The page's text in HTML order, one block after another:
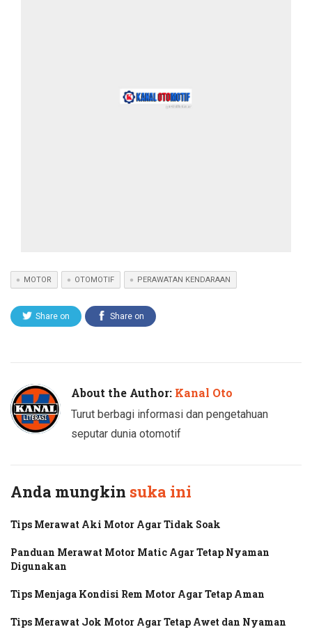
MOTOR OTOMOTIF PERAWATAN KENDARAAN
Share on Share on
About the Author: Kanal Oto
Turut berbagi informasi dan pengetahuan
seputar dunia otomotif
Anda mungkin suka ini
Tips Merawat Aki Motor Agar Tidak Soak
Panduan Merawat Motor Matic Agar Tetap Nyaman
Digunakan
Tips Menjaga Kondisi Rem Motor Agar Tetap Aman
Tips Merawat Jok Motor Agar Tetap Awet dan Nyaman